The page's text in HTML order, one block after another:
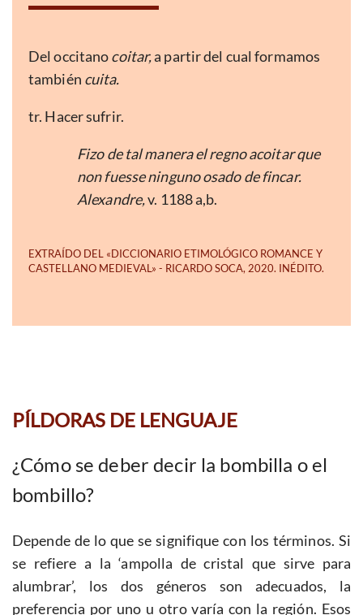
Del occitanocoitar,a partir del cual formamos
también cuita.
tr. Hacer sufrir.
Fizo de tal manera el regno acoitar que
non fuesse ninguno osado de fincar.
Alexandre,v. 1188 a,b.
PÍLDORAS DE LENGUAJE
¿Cómo se deber decir la bombilla o el
bombillo?
Depende de lo que se signifique con los términos. Si
se refiere a la ‘ampolla de cristal que sirve para
alumbrar’, los dos géneros son adecuados, la
preferencia por uno u otro varía con la región. Esos